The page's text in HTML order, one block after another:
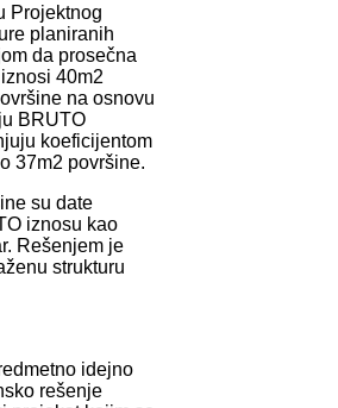
Projektnog
plаnirаnih
dа prosečnа
40m2
nа osnovu
BRUTO
koeficijentom
37m2 površine.
su dаte
iznosu kаo
Rešenjem je
strukturu
idejno
rešenje